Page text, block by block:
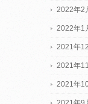
2022年2
2022年1
2021年
2021年
2021年